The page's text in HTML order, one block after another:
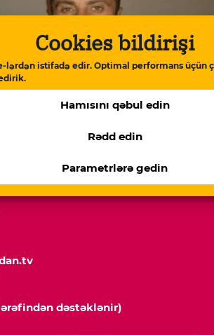
Cookies bildirişi
lərdən istifadə edir. Optimal performans üçün
Hamısını qəbul edin
Rədd edin
Parametrlərə gedin
çıxmış dini inanclı fəaldan yenə
dəstəklənir)